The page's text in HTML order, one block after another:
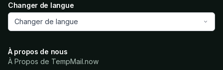
Changer de langue
Changer de langue
À propos de nous
À Propos de TempMail.now